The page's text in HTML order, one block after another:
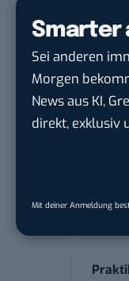
Smarter
Sei anderen
Morgen
News aus KI,
direkt, exklusiv
Mit deiner Anmeldung